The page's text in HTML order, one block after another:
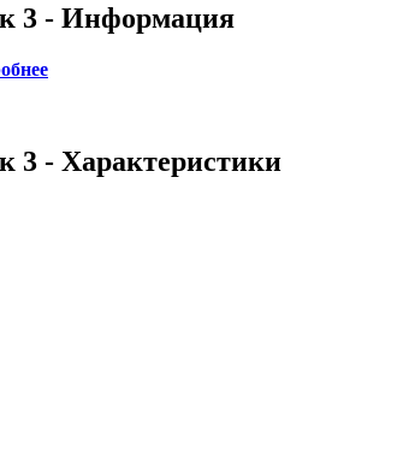
3 - Информация
- Характеристики